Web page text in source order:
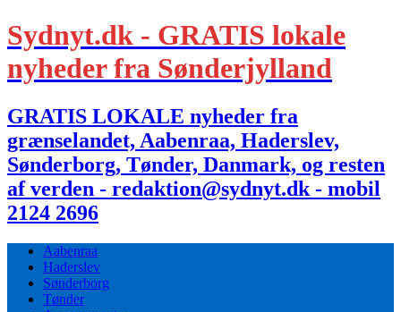
Sydnyt.dk - GRATIS lokale
nyheder fra Sønderjylland
GRATIS LOKALE nyheder fra
grænselandet, Aabenraa, Haderslev,
Sønderborg, Tønder, Danmark, og resten
af verden - redaktion@sydnyt.dk - mobil
2124 2696
Aabenraa
Haderslev
Sønderborg
Tønder